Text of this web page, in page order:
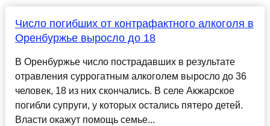
Число погибших от контрафактного алкоголя в
Оренбуржье выросло до 18
В Оренбуржье число пострадавших в результате
отравления суррогатным алкоголем выросло до 36
человек, 18 из них скончались. В селе Акжарское
погибли супруги, у которых остались пятеро детей.
Власти окажут помощь семье...